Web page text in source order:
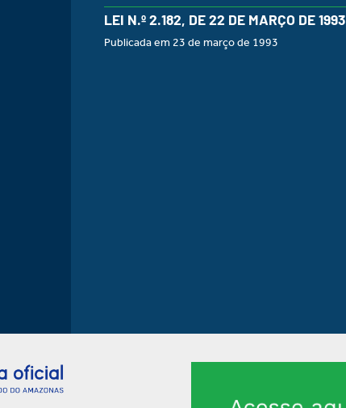
LEI N.º 2.182, DE 22 DE MARÇO DE 1993
Publicada em 23 de março de 1993